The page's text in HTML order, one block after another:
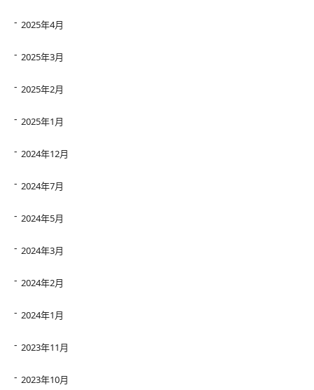
2025年4月
2025年3月
2025年2月
2025年1月
2024年12月
2024年7月
2024年5月
2024年3月
2024年2月
2024年1月
2023年11月
2023年10月